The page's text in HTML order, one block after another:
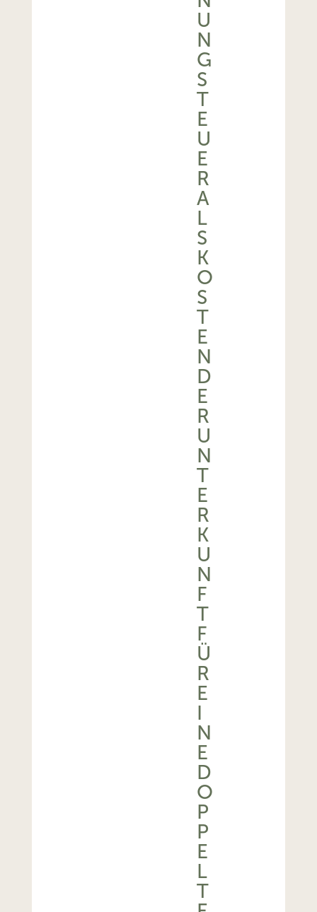
U
N
G
S
T
E
U
E
R
A
L
S
K
O
S
T
E
N
D
E
R
U
N
T
E
R
K
U
N
F
T
F
Ü
R
E
I
N
E
D
O
P
P
E
L
T